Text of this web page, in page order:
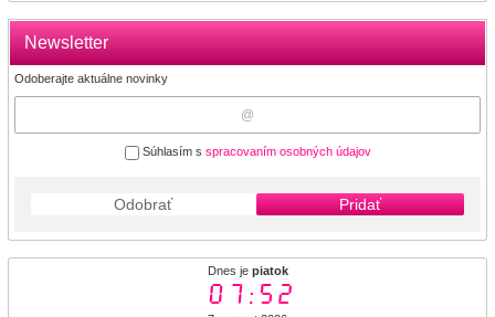
Newsletter
Odoberajte aktuálne novinky
Súhlasím s spracovaním osobných údajov
Odobrať Pridať
Dnes je piatok
07:53